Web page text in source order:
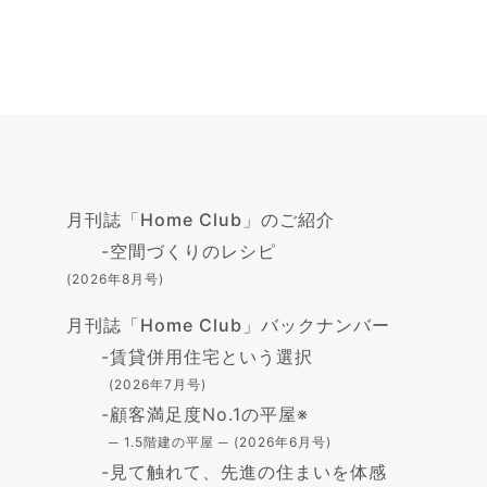
月刊誌「Home Club」のご紹介
-空間づくりのレシピ
(2026年8月号)
月刊誌「Home Club」バックナンバー
-賃貸併用住宅という選択
(2026年7月号)
-顧客満足度No.1の平屋※
─ 1.5階建の平屋 ─ (2026年6月号)
- 見て触れて、先進の住まいを体感